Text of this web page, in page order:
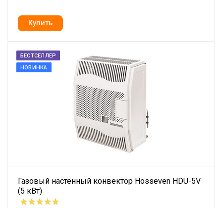
БЕСТСЕЛЛЕР
НОВИНКА
Газовый настенный конвектор Hosseven HDU-5V
(5 кВт)